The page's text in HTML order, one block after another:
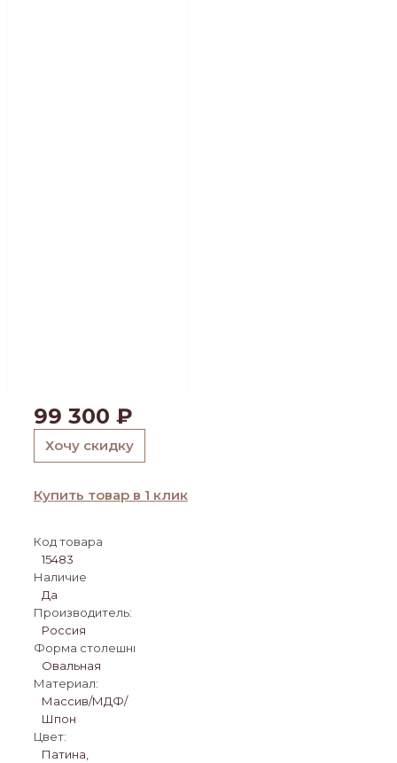
99 300 ₽
Хочу скидку
Купить товар в 1 клик
Код товара
15483
Наличие
Да
Производитель:
Россия
Форма столешницы:
Овальная
Материал:
Массив/МДФ/
Шпон
Цвет:
Патина,